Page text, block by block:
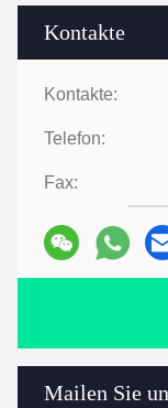
Kontakte
Kontakte:
Telefon:
Fax:
Mailen Sie